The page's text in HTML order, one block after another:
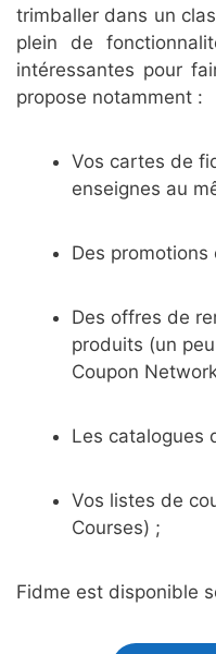
trimballer dans un
plein de
intéressantes pour
propose notamment :
Vos cartes de
enseignes au
Des promotions
Des offres de
produits (un
Coupon
Les catalogues
Vos listes de
Courses) ;
Fidme est disponible